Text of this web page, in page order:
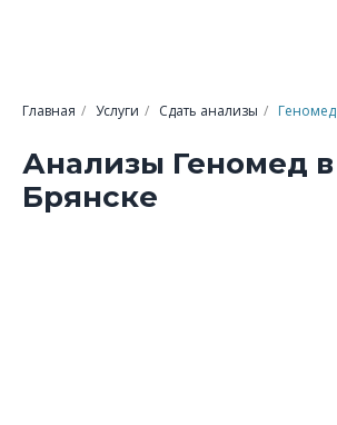
Главная / Услуги / Сдать анализы / Геномед
Анализы Геномед в
Брянске